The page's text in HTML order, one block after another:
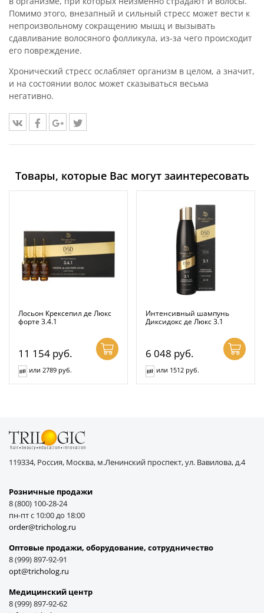
Помимо этого, внезапный и сильный стресс может вести к
непроизвольному сокращению мышц и вызывать
сдавливание волосяного фолликула, из-за чего происходит
его повреждение.
Хронический стресс ослабляет организм в целом, а значит,
и на состоянии волос может сказываться весьма
негативно.
Товары, которые Вас могут заинтересовать
Лосьон Крексепил де Люкс
форте 3.4.1
11 154 руб.
или 2789 руб.
Интенсивный шампунь
Диксидокс де Люкс 3.1
6 048 руб.
или 1512 руб.
119334, Россия, Москва, м.Ленинский проспект, ул. Вавилова, д.4
Розничные продажи
8 (800) 100-28-24
пн-пт с 10:00 до 18:00
order@tricholog.ru
Оптовые продажи, оборудование, cотрудничество
8 (999) 897-92-91
opt@tricholog.ru
Медицинский центр
8 (999) 897-92-62